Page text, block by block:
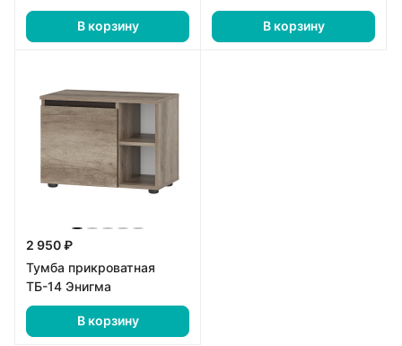
В корзину В корзину
2 950 ₽
Тумба прикроватная
ТБ-14 Энигма
В корзину